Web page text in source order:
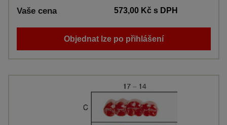
Vaše cena 573,00 Kčs DPH
Objednat lze po přihlášení